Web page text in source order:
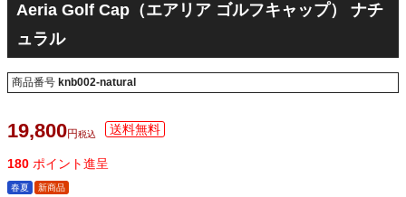
Aeria Golf Cap（エアリア ゴルフキャップ） ナチ
ュラル
商品番号 knb002-natural
19,800 税込
180 ポイント進呈
春夏 新商品